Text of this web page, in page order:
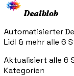
Dealblob
Automatisierter
Lidl & mehr alle 6
Aktualisiert alle 6
Kategorien